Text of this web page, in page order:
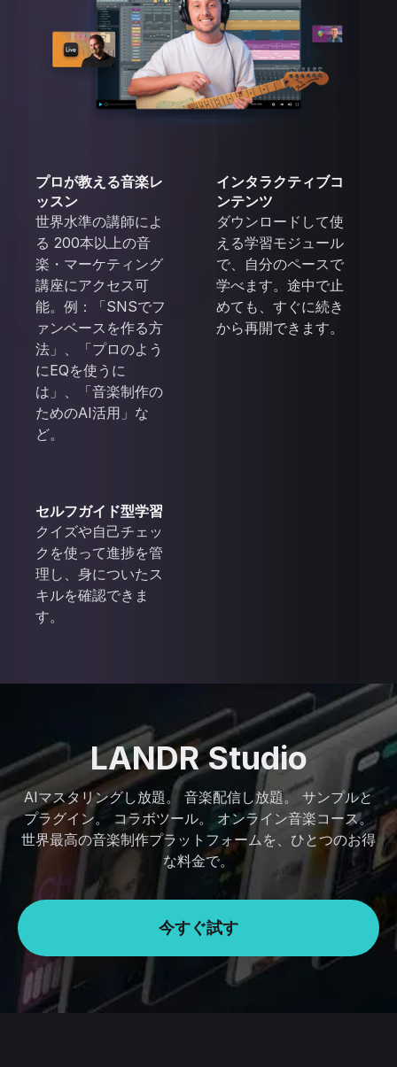
プロが教える音楽レ
ッスン
世界水準の講師によ
る 200本以上の音
楽・マーケティング
講座にアクセス可
能。例：「SNSでフ
ァンベースを作る方
法」、「プロのよう
にEQを使うに
は」、「音楽制作の
ためのAI活用」な
ど。
インタラクティブコ
ンテンツ
ダウンロードして使
える学習モジュール
で、自分のペースで
学べます。途中で止
めても、すぐに続き
から再開できます。
セルフガイド型学習
クイズや自己チェッ
クを使って進捗を管
理し、身についたス
キルを確認できま
す。
LANDR Studio
AIマスタリングし放題。 音楽配信し放題。 サンプルと
プラグイン。 コラボツール。 オンライン音楽コース。
世界最高の音楽制作プラットフォームを、ひとつのお得
な料金で。
今すぐ試す